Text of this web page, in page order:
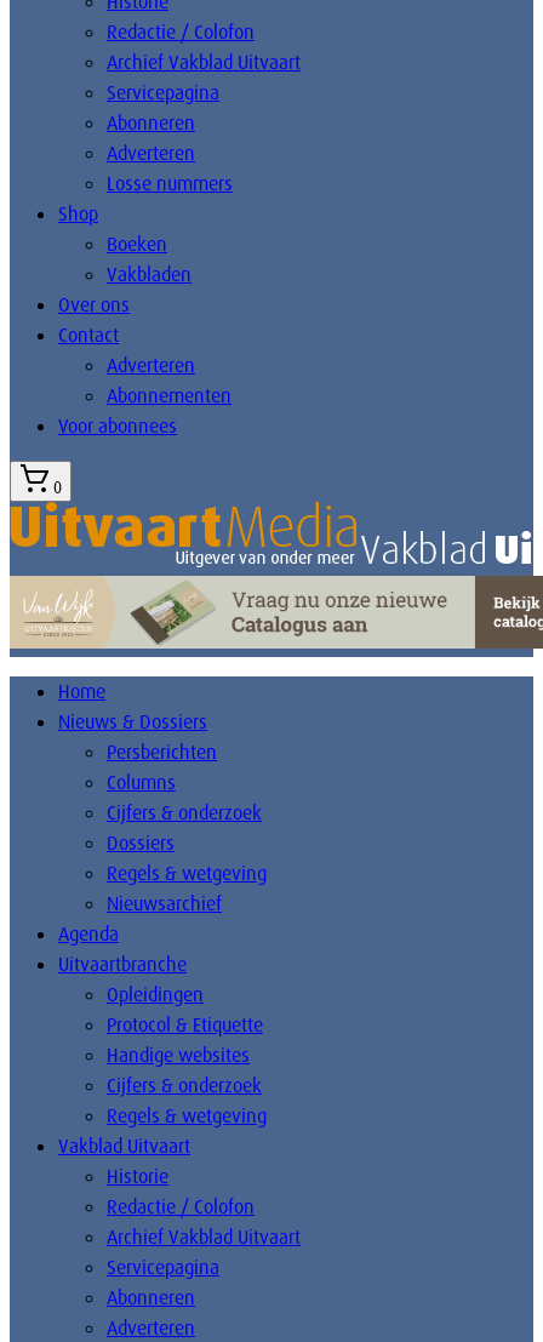
Redactie / Colofon
Archief Vakblad Uitvaart
Servicepagina
Abonneren
Adverteren
Losse nummers
Shop
Boeken
Vakbladen
Over ons
Contact
Adverteren
Abonnementen
Voor abonnees
0
Home
Nieuws & Dossiers
Persberichten
Columns
Cijfers & onderzoek
Dossiers
Regels & wetgeving
Nieuwsarchief
Agenda
Uitvaartbranche
Opleidingen
Protocol & Etiquette
Handige websites
Cijfers & onderzoek
Regels & wetgeving
Vakblad Uitvaart
Historie
Redactie / Colofon
Archief Vakblad Uitvaart
Servicepagina
Abonneren
Adverteren